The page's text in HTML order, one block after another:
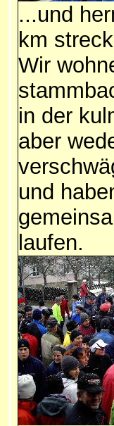
...und
km
Wir
in der
aber
und
laufen.